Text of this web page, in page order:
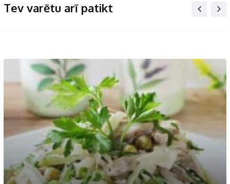
Tev varētu arī patikt